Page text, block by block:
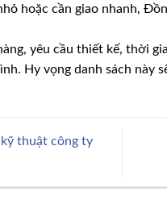
hoặc cần giao nhanh,
yêu cầu thiết kế, thời
Hy vọng danh sách này
thuật công ty